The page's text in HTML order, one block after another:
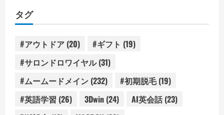
ー
タグ
#アウトドア (20) #ギフト (19)
#サロンドロワイヤル(31)
#ムームードメイン (232) #初期脱毛(19)
#英語学習 (26) 3Dwin (24) AI英会話(23)